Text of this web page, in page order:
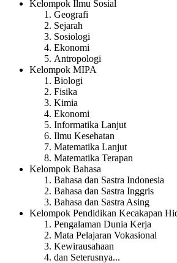
Kelompok Ilmu Sosial
Geografi
Sejarah
Sosiologi
Ekonomi
Antropologi
Kelompok MIPA
Biologi
Fisika
Kimia
Ekonomi
Informatika Lanjut
Ilmu Kesehatan
Matematika Lanjut
Matematika Terapan
Kelompok Bahasa
Bahasa dan Sastra Indonesia
Bahasa dan Sastra Inggris
Bahasa dan Sastra Asing
Kelompok Pendidikan Kecakapan
Pengalaman Dunia Kerja
Mata Pelajaran Vokasional
Kewirausahaan
dan Seterusnya...